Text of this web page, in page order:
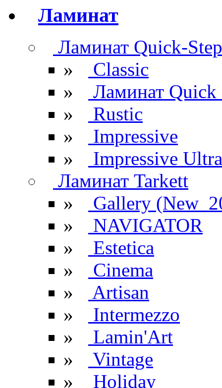
Ламинат
Ламинат Quick-Step
»
Classic
»
Ламинат Quick
»
Rustic
»
Impressive
»
Impressive Ultra
Ламинат Tarkett
»
Gallery
»
NAVIGATOR
»
Estetica
»
Cinema
»
Artisan
»
Intermezzo
»
Lamin'Art
»
Vintage
»
Holiday